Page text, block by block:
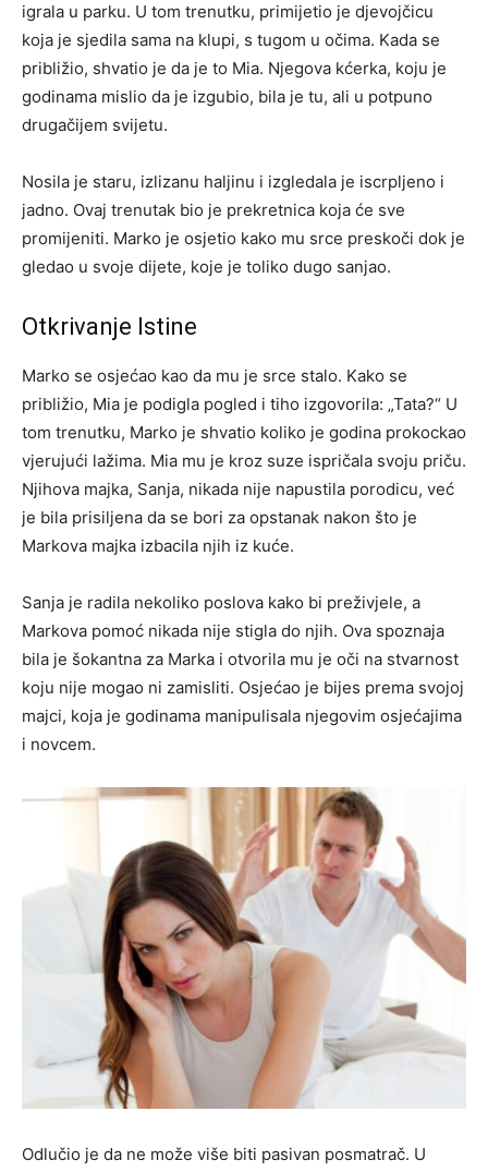
igrala u parku. U tom trenutku, primijetio je djevojčicu
koja je sjedila sama na klupi, s tugom u očima. Kada se
približio, shvatio je da je to Mia. Njegova kćerka, koju je
godinama mislio da je izgubio, bila je tu, ali u potpuno
drugačijem svijetu.
Nosila je staru, izlizanu haljinu i izgledala je iscrpljeno i
jadno. Ovaj trenutak bio je prekretnica koja će sve
promijeniti. Marko je osjetio kako mu srce preskoči dok je
gledao u svoje dijete, koje je toliko dugo sanjao.
Otkrivanje Istine
Marko se osjećao kao da mu je srce stalo. Kako se
približio, Mia je podigla pogled i tiho izgovorila: „Tata?“ U
tom trenutku, Marko je shvatio koliko je godina prokockao
vjerujući lažima. Mia mu je kroz suze ispričala svoju priču.
Njihova majka, Sanja, nikada nije napustila porodicu, već
je bila prisiljena da se bori za opstanak nakon što je
Markova majka izbacila njih iz kuće.
Sanja je radila nekoliko poslova kako bi preživjele, a
Markova pomoć nikada nije stigla do njih. Ova spoznaja
bila je šokantna za Marka i otvorila mu je oči na stvarnost
koju nije mogao ni zamisliti. Osjećao je bijes prema svojoj
majci, koja je godinama manipulisala njegovim osjećajima
i novcem.
Odlučio je da ne može više biti pasivan posmatrač. U